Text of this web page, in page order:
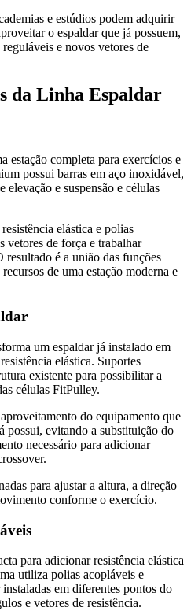
e estúdios podem adquirir
o espaldar que já possuem,
e novos vetores de
da Linha Espaldar
estação completa para exercícios e
possui barras em aço inoxidável,
elevação e suspensão e células
elástica e polias
vetores de força e trabalhar
resultado é a união das funções
de uma estação moderna e
um espaldar já instalado em
elástica. Suportes
existente para possibilitar a
células FitPulley.
do equipamento que
possui, evitando a substituição do
necessário para adicionar
para ajustar a altura, a direção
conforme o exercício.
para adicionar resistência elástica
utiliza polias acopláveis e
em diferentes pontos do
e vetores de resistência.